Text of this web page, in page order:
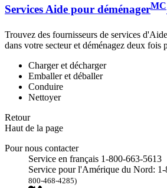
Services Aide pour déménagerMC
Trouvez des fournisseurs de services
dans votre secteur et déménagez deux fois
Charger et décharger
Emballer et déballer
Conduire
Nettoyer
Retour
Haut de la page
Pour nous contacter
Service en français 1-800-663-5613
Service pour l'Amérique du Nord:
800-468-4285)